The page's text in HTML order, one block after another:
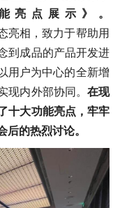
能亮点展示》。
亮相，致力于帮助用
到成品的产品开发进
用户为中心的全新增
现内外部协同。 在现
十大功能亮点，牢牢
后的热烈讨论。